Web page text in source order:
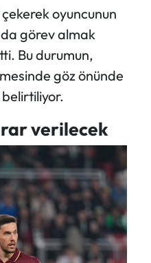
oyuncunun
görev almak
Bu durumun,
göz önünde
verilecek